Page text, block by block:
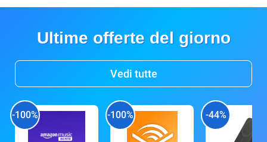
Ultime offerte del giorno
Vedi tutte
-100% -100% -44%